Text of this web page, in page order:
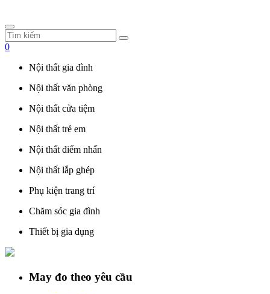
0
Nội thất gia đình
Nội thất văn phòng
Nội thất cửa tiệm
Nội thất trẻ em
Nội thất điểm nhấn
Nội thất lắp ghép
Phụ kiện trang trí
Chăm sóc gia đình
Thiết bị gia dụng
May đo theo yêu cầu